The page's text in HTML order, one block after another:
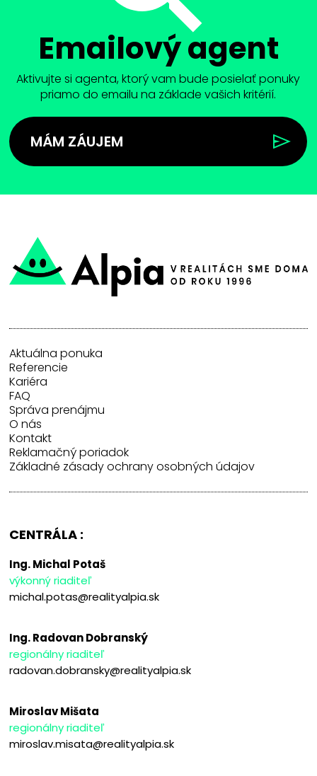
Emailový agent
Aktivujte si agenta, ktorý vam bude posielať ponuky
priamo do emailu na základe vašich kritérií.
MÁM ZÁUJEM
Aktuálna ponuka
Referencie
Kariéra
FAQ
Správa prenájmu
O nás
Kontakt
Reklamačný poriadok
Základné zásady ochrany osobných údajov
CENTRÁLA :
Ing. Michal Potaš
výkonný riaditeľ
michal.potas@realityalpia.sk
Ing. Radovan Dobranský
regionálny riaditeľ
radovan.dobransky@realityalpia.sk
Miroslav Mišata
regionálny riaditeľ
miroslav.misata@realityalpia.sk